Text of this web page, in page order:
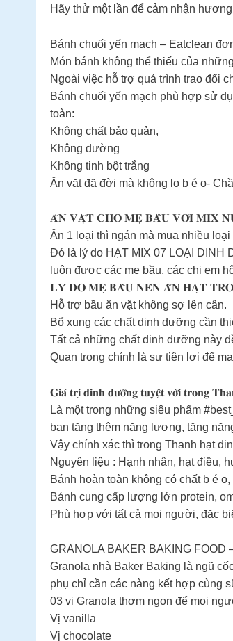
Hãy thử một lần để cảm nhận
Bánh chuối yến mạch – Eatclean
Món bánh không thể thiếu của
Ngoài việc hỗ trợ quá trình trao đổi
Bánh chuối yến mạch phù hợp sử
toàn:
Không chất bảo quản,
Không đường
Không tinh bột trắng
Ăn vặt đã đời mà không lo b é o-
𝐀̆𝐍 𝐕𝐀̣̆𝐓 𝐂𝐇𝐎 𝐌𝐄̣ 𝐁𝐀̂̀𝐔 𝐕𝐎̛́𝐈 𝐌𝐈𝐗
Ăn 1 loại thì ngán mà mua nhiều
Đó là lý do HẠT MIX 07 LOẠI DINH
luôn được các mẹ bầu, các chị em
𝐋𝐘́ 𝐃𝐎 𝐌𝐄̣ 𝐁𝐀̂̀𝐔 𝐍𝐄̂𝐍 𝐀̆𝐍 𝐇𝐀̣𝐓
Hỗ trợ bầu ăn vặt không sợ lên cân.
Bổ xung các chất dinh dưỡng cần
Tất cả những chất dinh dưỡng này
Quan trọng chính là sự tiện lợi để
𝐆𝐢𝐚́ 𝐭𝐫𝐢̣ 𝐝𝐢𝐧𝐡 𝐝𝐮̛𝐨̛̃𝐧𝐠 𝐭𝐮𝐲𝐞̣̂𝐭 𝐯𝐨̛̀𝐢 𝐭𝐫𝐨𝐧𝐠
Là một trong những siêu phẩm
bạn tăng thêm năng lượng, tăng
Vậy chính xác thì trong Thanh hạt
Nguyên liệu : Hạnh nhân, hạt điều,
Bánh hoàn toàn không có chất b é
Bánh cung cấp lượng lớn protein,
Phù hợp với tất cả mọi người, đặc
GRANOLA BAKER BAKING
Granola nhà Baker Baking là ngũ
phụ chỉ cần các nàng kết hợp cùng
03 vị Granola thơm ngon để mọi
Vị vanilla
Vị chocolate